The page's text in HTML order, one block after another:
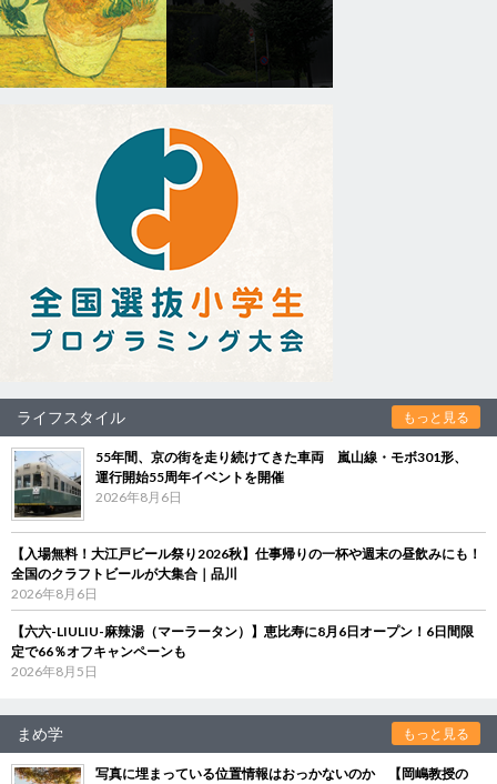
ライフスタイル もっと見る
55年間、京の街を走り続けてきた車両 嵐山線・モボ301形、
運行開始55周年イベントを開催
2026年8月6日
【入場無料！大江戸ビール祭り2026秋】仕事帰りの一杯や週末の昼飲みにも！
全国のクラフトビールが大集合｜品川
2026年8月6日
【六六-LIULIU-麻辣湯（マーラータン）】恵比寿に8月6日オープン！6日間限
定で66％オフキャンペーンも
2026年8月5日
まめ学 もっと見る
写真に埋まっている位置情報はおっかないのか 【岡嶋教授の